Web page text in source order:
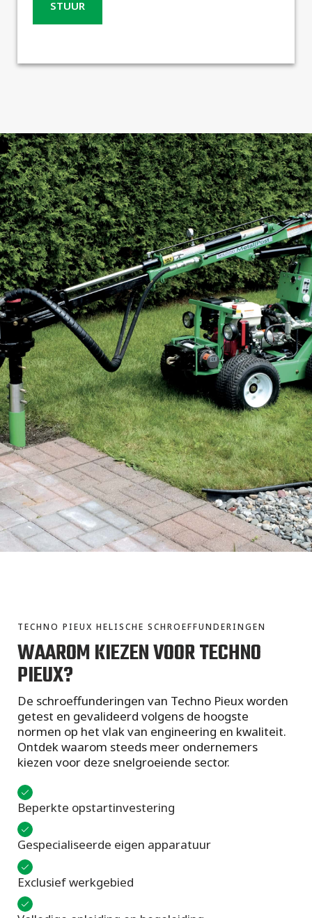
TECHNO PIEUX HELISCHE SCHROEFFUNDERINGEN
WAAROM KIEZEN VOOR TECHNO
PIEUX?
De schroeffunderingen van Techno Pieux worden
getest en gevalideerd volgens de hoogste
normen op het vlak van engineering en kwaliteit.
Ontdek waarom steeds meer ondernemers
kiezen voor deze snelgroeiende sector.
Beperkte opstartinvestering
Gespecialiseerde eigen apparatuur
Exclusief werkgebied